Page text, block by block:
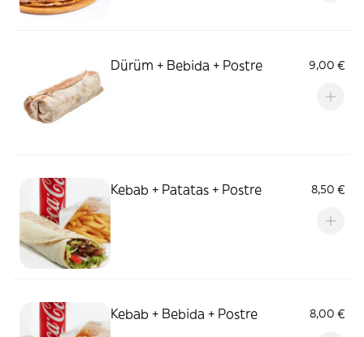
Dürüm + Bebida + Postre 9,00 €
Kebab + Patatas + Postre 8,50 €
Kebab + Bebida + Postre 8,00 €